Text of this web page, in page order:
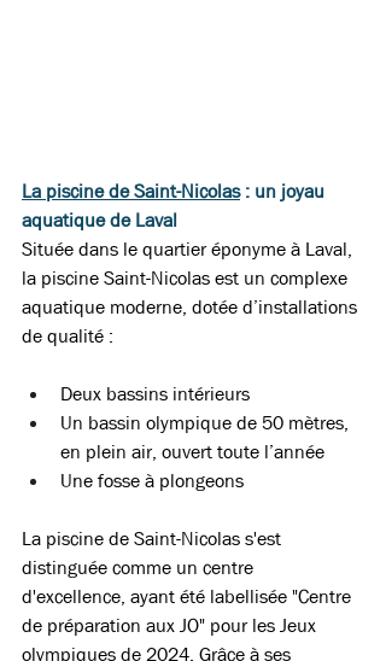
La piscine de Saint-Nicolas : un joyau
aquatique de Laval
Située dans le quartier éponyme à Laval,
la piscine Saint-Nicolas est un complexe
aquatique moderne, dotée d’installations
de qualité :
Deux bassins intérieurs
Un bassin olympique de 50 mètres,
en plein air, ouvert toute l’année
Une fosse à plongeons
La piscine de Saint-Nicolas s'est
distinguée comme un centre
d'excellence, ayant été labellisée "Centre
de préparation aux JO" pour les Jeux
olympiques de 2024. Grâce à ses